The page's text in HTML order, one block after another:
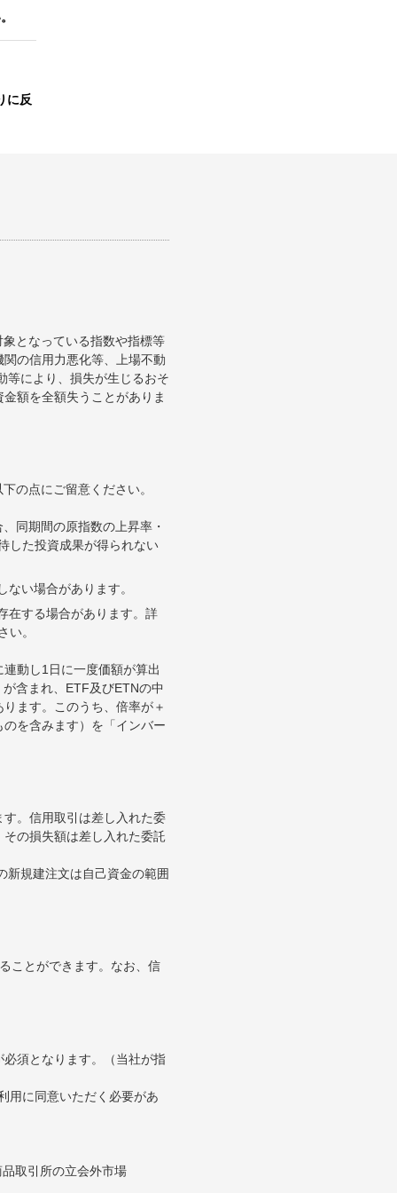
に反
となっている指数や指標等
の信用力悪化等、上場不動
等により、損失が生じるおそ
額を全額失うことがありま
の点にご留意ください。
同期間の原指数の上昇率・
した投資成果が得られない
い場合があります。
在する場合があります。詳
い。
動し1日に一度価額が算出
含まれ、ETF及びETNの中
ます。このうち、倍率が＋
を含みます）を「インバー
。信用取引は差し入れた委
の損失額は差し入れた委託
規建注文は自己資金の範囲
ことができます。なお、信
須となります。（当社が指
用に同意いただく必要があ
取引所の立会外市場